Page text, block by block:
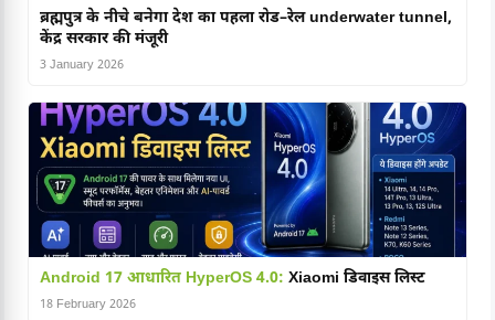
ब्रह्मपुत्र के नीचे बनेगा देश का पहला रोड–रेल underwater tunnel,
केंद्र सरकार की मंजूरी
3 January 2026
Android 17 आधारित HyperOS 4.0: Xiaomi डिवाइस लिस्ट
18 February 2026